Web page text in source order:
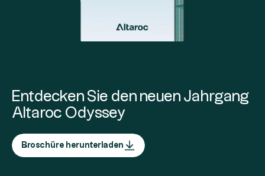
Entdecken Sie den neuen Jahrgang
Altaroc Odyssey
Broschüre herunterladen